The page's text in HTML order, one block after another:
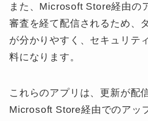
また、Microsoft Store経由の
審査を経て配信されるため、
が分かりやすく、セキュリテ
料になります。
これらのアプリは、更新が配
Microsoft Store経由でのアッ